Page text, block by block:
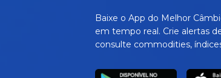
Baixe o App do Melhor
em tempo real. Crie alertas
consulte commodities,